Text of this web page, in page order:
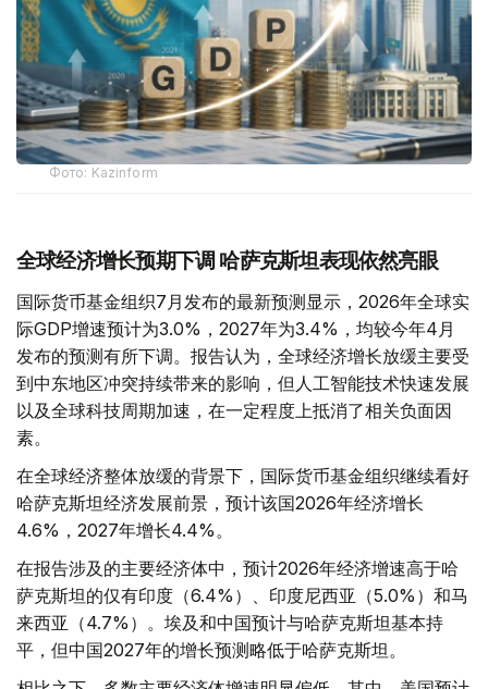
Фото: Kazinform
全球经济增长预期下调 哈萨克斯坦表现依然亮眼
国际货币基金组织7月发布的最新预测显示，2026年全球实
际GDP增速预计为3.0%，2027年为3.4%，均较今年4月
发布的预测有所下调。报告认为，全球经济增长放缓主要受
到中东地区冲突持续带来的影响，但人工智能技术快速发展
以及全球科技周期加速，在一定程度上抵消了相关负面因
素。
在全球经济整体放缓的背景下，国际货币基金组织继续看好
哈萨克斯坦经济发展前景，预计该国2026年经济增长
4.6%，2027年增长4.4%。
在报告涉及的主要经济体中，预计2026年经济增速高于哈
萨克斯坦的仅有印度（6.4%）、印度尼西亚（5.0%）和马
来西亚（4.7%）。埃及和中国预计与哈萨克斯坦基本持
平，但中国2027年的增长预测略低于哈萨克斯坦。